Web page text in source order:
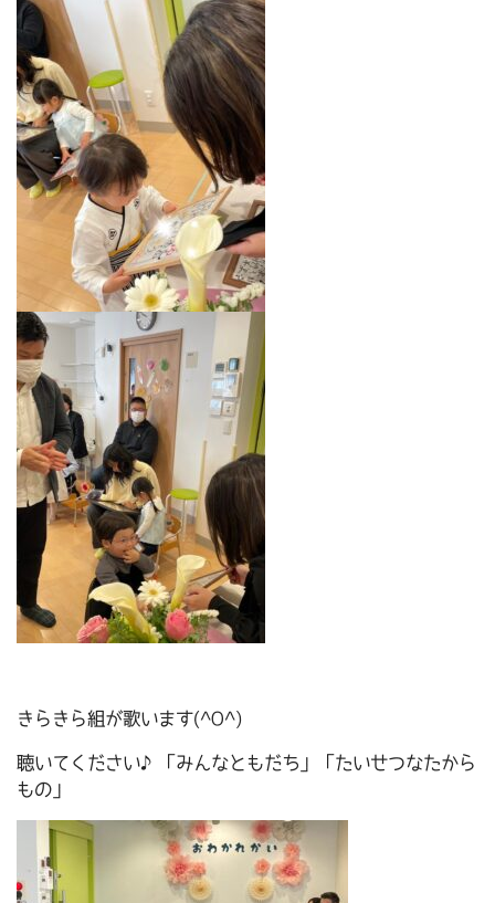
きらきら組が歌います(^O^)
聴いてください♪「みんなともだち」「たいせつなたから
もの」